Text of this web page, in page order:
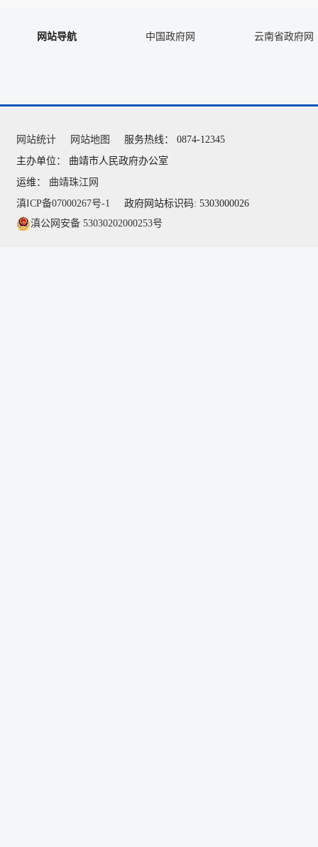
网站导航 中国政府网 云南省政府网
网站统计 网站地图
服务热线： 0874-12345
主办单位： 曲靖市人民政府办公室
运维： 曲靖珠江网
滇ICP备07000267号-1
政府网站标识码: 5303000026
滇公网安备 53030202000253号